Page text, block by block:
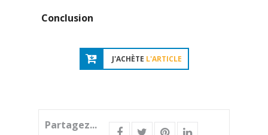
Conclusion
J'ACHÈTE L'ARTICLE
Partagez...